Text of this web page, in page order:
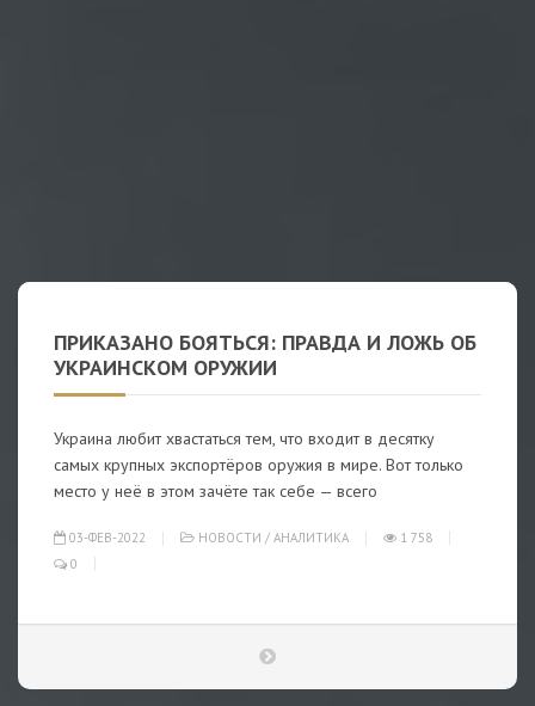
ПРИКАЗАНО БОЯТЬСЯ: ПРАВДА И ЛОЖЬ ОБ
УКРАИНСКОМ ОРУЖИИ
Украина любит хвастаться тем, что входит в десятку
самых крупных экспортёров оружия в мире. Вот только
место у неё в этом зачёте так себе — всего
03-ФЕВ-2022 НОВОСТИ / АНАЛИТИКА
1 758
0